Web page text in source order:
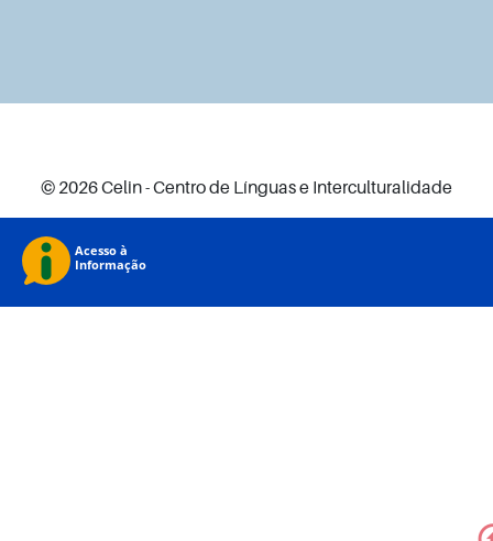
© 2026 Celin - Centro de Línguas e Interculturalidade